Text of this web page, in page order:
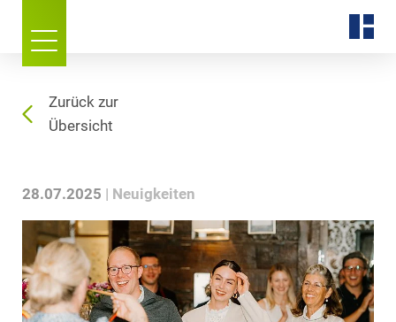
Zurück zur
Übersicht
28.07.2025 Neuigkeiten